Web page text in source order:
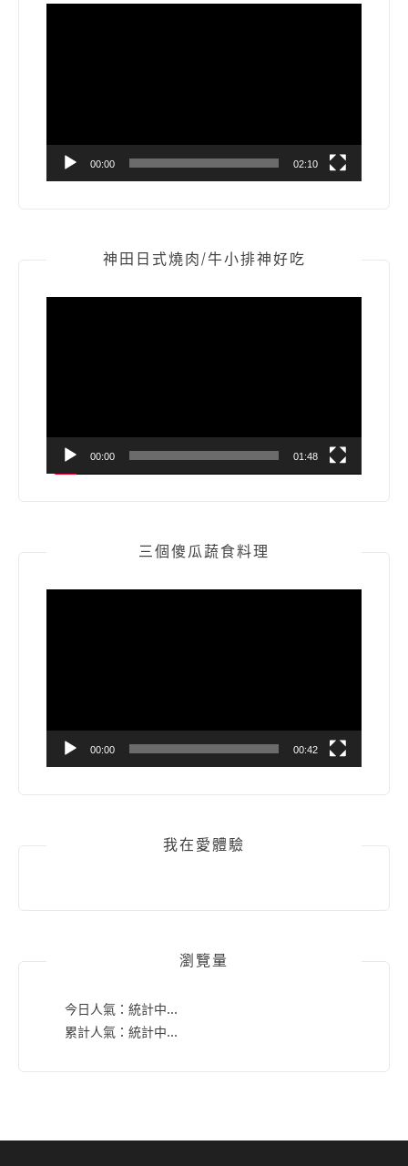
00:00 02:10
神田日式燒肉/牛小排神好吃
00:00 01:48
三個傻瓜蔬食料理
00:00 00:42
我在愛體驗
瀏覽量
今日人氣： 統計中...
累計人氣： 統計中...